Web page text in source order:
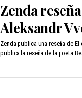
n
i
o
,
2
2
Zenda
Aleksandr
Zenda publica una reseña de
publica la reseña de la poeta